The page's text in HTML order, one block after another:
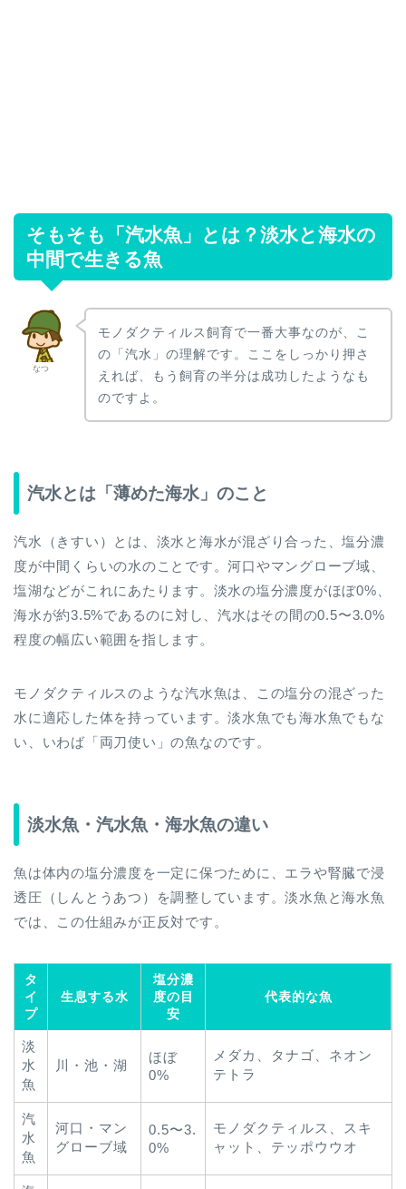
そもそも「汽水魚」とは？淡水と海水の
中間で生きる魚
なつ
モノダクティルス飼育で一番大事なのが、こ
の「汽水」の理解です。ここをしっかり押さ
えれば、もう飼育の半分は成功したようなも
のですよ。
汽水とは「薄めた海水」のこと
汽水（きすい）とは、淡水と海水が混ざり合った、塩分濃
度が中間くらいの水のことです。河口やマングローブ域、
塩湖などがこれにあたります。淡水の塩分濃度がほぼ0%、
海水が約3.5%であるのに対し、汽水はその間の0.5〜3.0%
程度の幅広い範囲を指します。
モノダクティルスのような汽水魚は、この塩分の混ざった
水に適応した体を持っています。淡水魚でも海水魚でもな
い、いわば「両刀使い」の魚なのです。
淡水魚・汽水魚・海水魚の違い
魚は体内の塩分濃度を一定に保つために、エラや腎臓で浸
透圧（しんとうあつ）を調整しています。淡水魚と海水魚
では、この仕組みが正反対です。
タ
イ
プ
生息する水
塩分濃
度の目
安
代表的な魚
淡
水
魚
川・池・湖
ほぼ
0%
メダカ、タナゴ、ネオン
テトラ
汽
水
魚
河口・マン
グローブ域
0.5〜3.
0%
モノダクティルス、スキ
ャット、テッポウウオ